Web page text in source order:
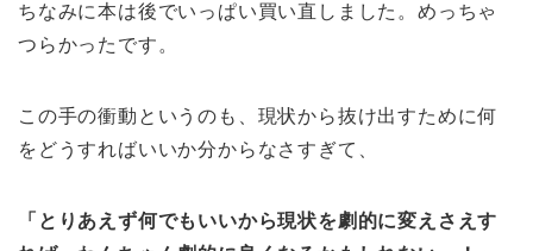
ちなみに本は後でいっぱい買い直しました。めっちゃ
つらかったです。
この手の衝動というのも、現状から抜け出すために何
をどうすればいいか分からなさすぎて、
「とりあえず何でもいいから現状を劇的に変えさえす